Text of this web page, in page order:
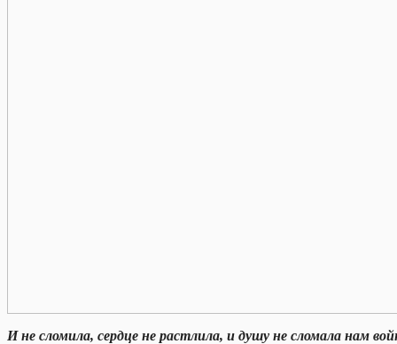
И не сломила, сердце не растлила, и душу не сломала нам